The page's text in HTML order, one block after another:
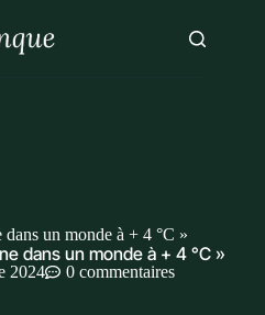
un monde à + 4 °C »
dans un monde à + 4 °C »
2024 0 commentaires